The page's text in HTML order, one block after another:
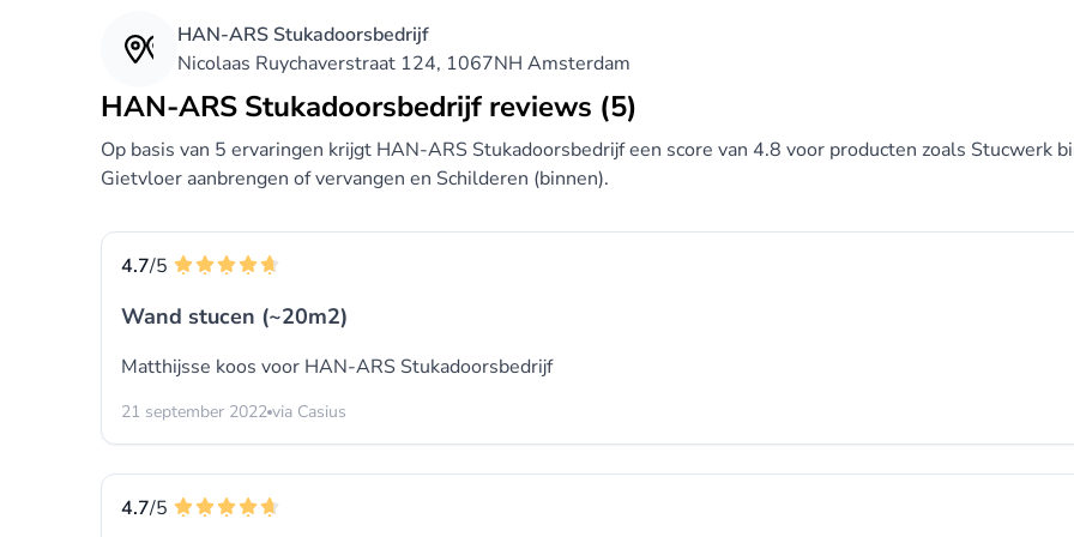
HAN-ARS Stukadoorsbedrijf
Nicolaas Ruychaverstraat 124, 1067NH Amsterdam
HAN-ARS Stukadoorsbedrijf reviews (5)
Op basis van 5 ervaringen krijgt HAN-ARS Stukadoorsbedrijf een score van 4.8 voor producten zoals Stucwerk
Gietvloer aanbrengen of vervangen en Schilderen (binnen).
4.7/5
Wand stucen (~20m2)
Matthijsse koos voor HAN-ARS Stukadoorsbedrijf
21 september 2022 via Casius
4.7/5